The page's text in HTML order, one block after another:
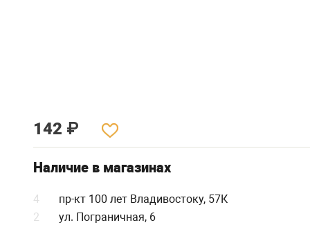
142 ₽
Наличие в магазинах
4
пр-кт 100 лет Владивостоку, 57К
2
ул. Пограничная, 6